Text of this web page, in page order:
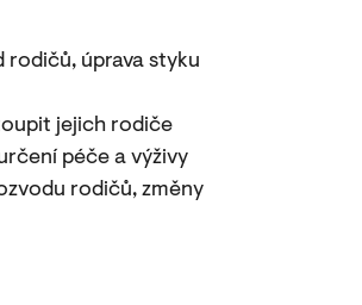
úprava styku
jejich rodiče
péče a výživy
rodičů, změny